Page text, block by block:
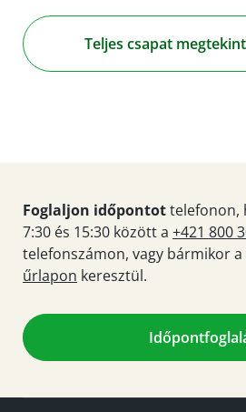
Teljes csapat
Foglaljon időpontottelefonon,
7:30 és 15:30 között a +421 800
telefonszámon, vagy bármikor a
űrlapon keresztül.